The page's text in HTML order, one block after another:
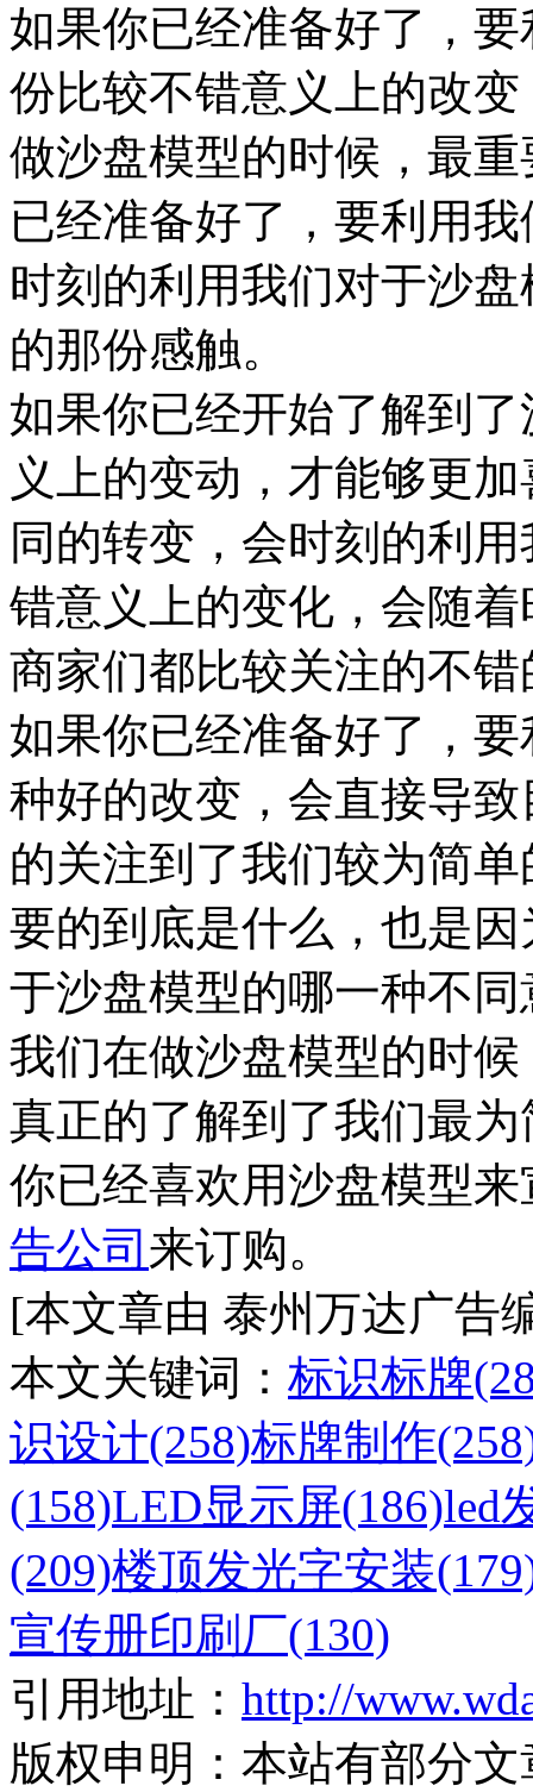
如果你已经准备好了，
份比较不错意义上的改
做沙盘模型的时候，最
已经准备好了，要利用
时刻的利用我们对于沙
的那份感触。
如果你已经开始了解到
义上的变动，才能够更
同的转变，会时刻的利
错意义上的变化，会随
商家们都比较关注的不
如果你已经准备好了，
种好的改变，会直接导
的关注到了我们较为简
要的到底是什么，也是
于沙盘模型的哪一种不
我们在做沙盘模型的时
真正的了解到了我们最
你已经喜欢用沙盘模型
告公司 来订购。
[本文章由 泰州万达广告
本文关键词： 标识标牌
识设计(258)标牌制作
(158)LED显示屏(186)led
(209)楼顶发光字安装
宣传册印刷厂(130)
引用地址： http://
版权申明： 本站有部分